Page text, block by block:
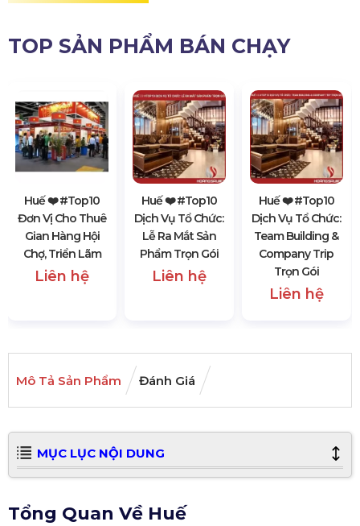
TOP SẢN PHẨM BÁN CHẠY
Huế ❤️️ #top10
Đơn Vị Cho Thuê
Gian Hàng Hội
Chợ, Triển Lãm
Liên hệ
Huế ❤️️ #top10
Dịch Vụ Tổ Chức:
Lễ Ra Mắt Sản
Phẩm Trọn Gói
Liên hệ
Huế ❤️️ #top10
Dịch Vụ Tổ Chức:
Team Building &
Company Trip
Trọn Gói
Liên hệ
Mô Tả Sản Phẩm Đánh Giá
MỤC LỤC NỘI DUNG
Tổng Quan Về Huế